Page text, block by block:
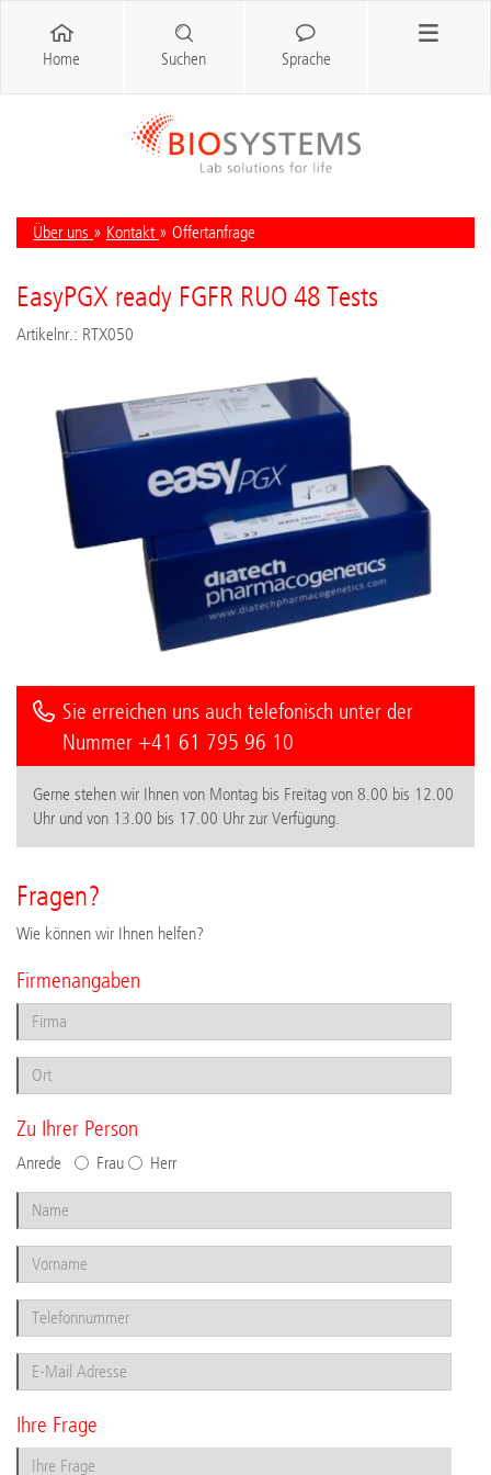
Über uns » Kontakt » Offertanfrage
EasyPGX ready FGFR RUO 48 Tests
Artikelnr.: RTX050
Sie erreichen uns auch telefonisch unter der
Nummer +41 61 795 96 10
Gerne stehen wir Ihnen von Montag bis Freitag von 8.00 bis 12.00
Uhr und von 13.00 bis 17.00 Uhr zur Verfügung.
Fragen?
Wie können wir Ihnen helfen?
Firmenangaben
Zu Ihrer Person
Anrede Frau Herr
Ihre Frage
Home Suchen Sprache